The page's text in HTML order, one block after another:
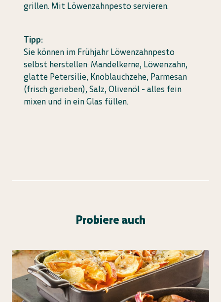
grillen. Mit Löwenzahnpesto servieren.
Tipp:
Sie können im Frühjahr Löwenzahnpesto
selbst herstellen: Mandelkerne, Löwenzahn,
glatte Petersilie, Knoblauchzehe, Parmesan
(frisch gerieben), Salz, Olivenöl - alles fein
mixen und in ein Glas füllen.
Probiere auch